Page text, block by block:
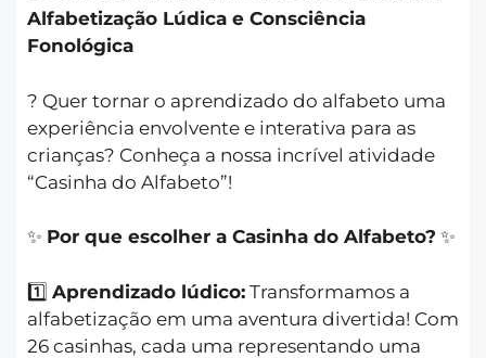
Alfabetização Lúdica e Consciência
Fonológica
? Quer tornar o aprendizado do alfabeto uma
experiência envolvente e interativa para as
crianças? Conheça a nossa incrível atividade
“Casinha do Alfabeto”!
✨ Por que escolher a Casinha do Alfabeto? ✨
1️⃣ Aprendizado lúdico: Transformamos a
alfabetização em uma aventura divertida! Com
26 casinhas, cada uma representando uma